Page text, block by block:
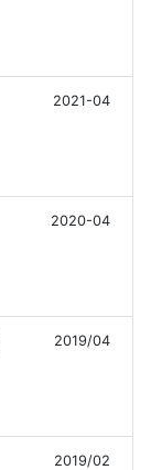
2021-04
2020-04
2019/04
2019/02